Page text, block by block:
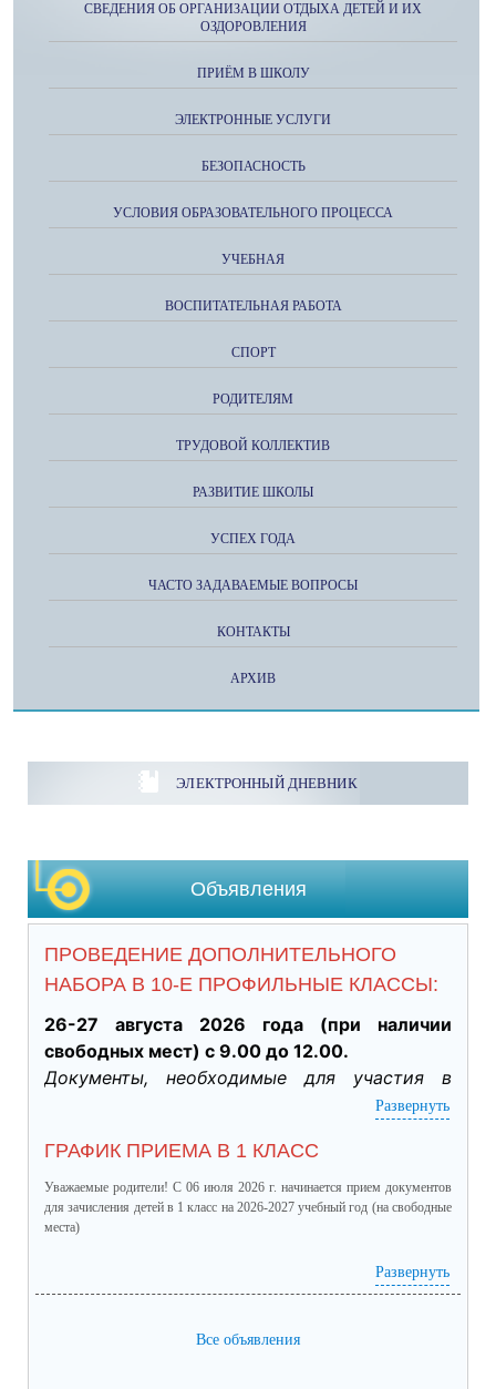
СВЕДЕНИЯ ОБ ОРГАНИЗАЦИИ ОТДЫХА ДЕТЕЙ И ИХ
ОЗДОРОВЛЕНИЯ
ПРИЁМ В ШКОЛУ
ЭЛЕКТРОННЫЕ УСЛУГИ
БЕЗОПАСНОСТЬ
УСЛОВИЯ ОБРАЗОВАТЕЛЬНОГО ПРОЦЕССА
УЧЕБНАЯ
ВОСПИТАТЕЛЬНАЯ РАБОТА
СПОРТ
РОДИТЕЛЯМ
ТРУДОВОЙ КОЛЛЕКТИВ
РАЗВИТИЕ ШКОЛЫ
УСПЕХ ГОДА
ЧАСТО ЗАДАВАЕМЫЕ ВОПРОСЫ
КОНТАКТЫ
АРХИВ
ЭЛЕКТРОННЫЙ ДНЕВНИК
Объявления
ПРОВЕДЕНИЕ ДОПОЛНИТЕЛЬНОГО
НАБОРА В 10-Е ПРОФИЛЬНЫЕ КЛАССЫ:
26-27 августа 2026 года (при наличии
свободных мест) с 9.00 до 12.00.
Документы, необходимые для участия в
участии в индивидуальном отборе при
приеме обучающегося для получения
среднего общего образования для
профильного обучения. (подлинник)
·           Табель успеваемости обучающегося
за 9 класс, заверенный руководителем ОО
итоговые) (подлинник)
Развернуть
ГРАФИК ПРИЕМА В 1 КЛАСС
Уважаемые родители! С 06 июля 2026 г. начинается прием документов
для зачисления детей в 1 класс на 2026-2027 учебный год (на свободные
места)
(посмотреть)Развернуть
Все объявления